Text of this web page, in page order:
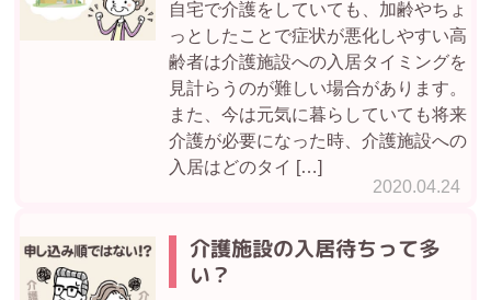
2020.04.24
自宅で介護をしていても、加齢やちょ
っとしたことで症状が悪化しやすい高
齢者は介護施設への入居タイミングを
見計らうのが難しい場合があります。
また、今は元気に暮らしていても将来
介護が必要になった時、介護施設への
入居はどのタイ […]
介護施設の入居待ちって多
い？